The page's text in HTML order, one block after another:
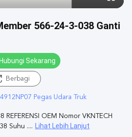
566-24-3-038 Ganti
Sekarang
Berbagi
Pegas Udara Truk
OEM Nomor VKNTECH
Suhu .... Lihat Lebih Lanjut